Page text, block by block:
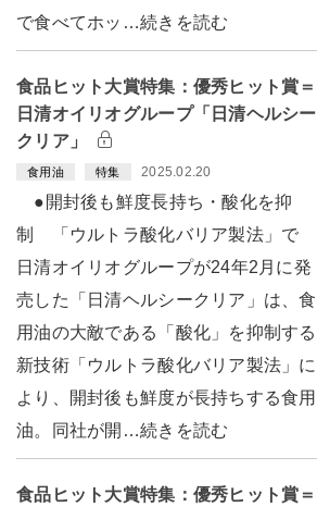
で食べてホッ…続きを読む
食品ヒット大賞特集：優秀ヒット賞＝
日清オイリオグループ「日清ヘルシー
クリア」
食用油 特集 2025.02.20
●開封後も鮮度長持ち・酸化を抑
制 「ウルトラ酸化バリア製法」で
日清オイリオグループが24年2月に発
売した「日清ヘルシークリア」は、食
用油の大敵である「酸化」を抑制する
新技術「ウルトラ酸化バリア製法」に
より、開封後も鮮度が長持ちする食用
油。同社が開…続きを読む
食品ヒット大賞特集：優秀ヒット賞＝